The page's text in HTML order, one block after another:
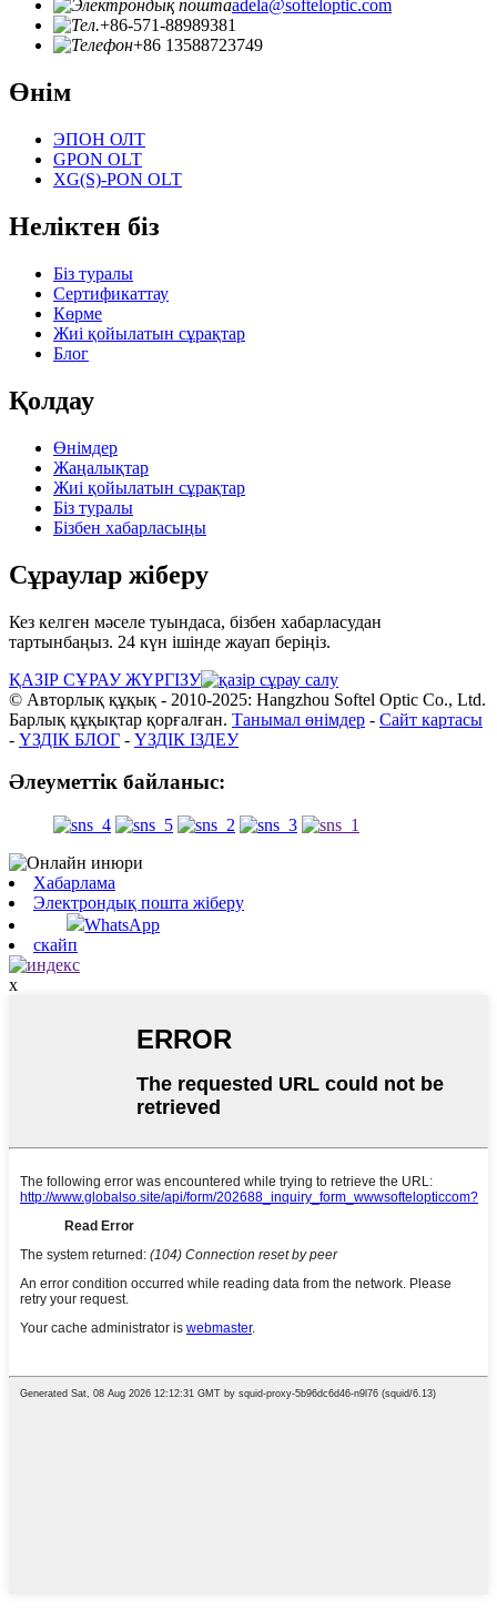
adela@softeloptic.com
+86-571-88989381
+86 13588723749
Өнім
ЭПОН ОЛТ
GPON OLT
XG(S)-PON OLT
Неліктен біз
Біз туралы
Сертификаттау
Көрме
Жиі қойылатын сұрақтар
Блог
Қолдау
Өнімдер
Жаңалықтар
Жиі қойылатын сұрақтар
Біз туралы
Бізбен хабарласыңы
Сұраулар жіберу
Кез келген мәселе туындаса, бізбен хабарласудан
тартынбаңыз. 24 күн ішінде жауап беріңіз.
ҚАЗІР СҰРАУ ЖҮРГІЗУ
© Авторлық құқық - 2010-2025: Hangzhou Softel Optic Co., Ltd.
Барлық құқықтар қорғалған. Танымал өнімдер - Сайт картасы
- ҮЗДІК БЛОГ - ҮЗДІК ІЗДЕУ
Әлеуметтік байланыс:
Хабарлама
Электрондық пошта жіберу
WhatsApp
скайп
x